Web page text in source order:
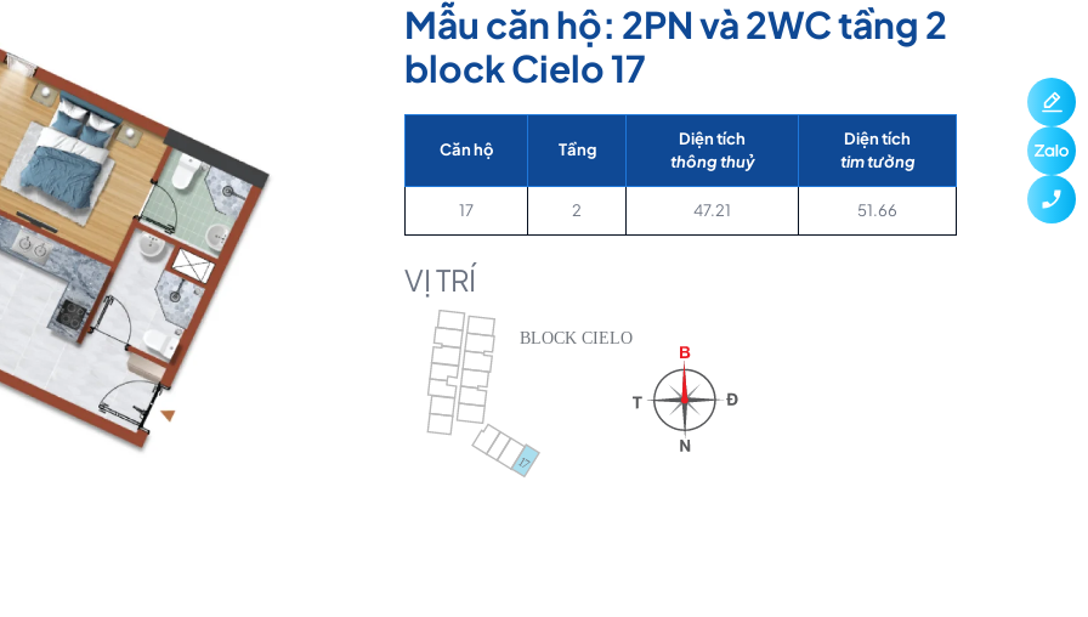
Mẫu căn hộ: 2PN và 2WC tầng 2
block Cielo 17
Căn hộ Tầng
Diện tích
thông thuỷ
Diện tích
tim tường
17 2 47.21 51.66
VỊ TRÍ